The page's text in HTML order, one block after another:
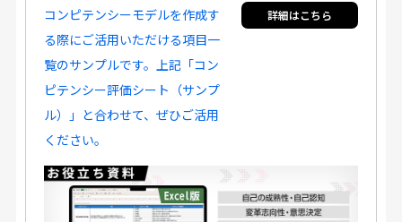
コンピテンシーモデルを作成す
る際にご活用いただける項目一
覧のサンプルです。上記「コン
ピテンシー評価シート（サンプ
ル）」と合わせて、ぜひご活用
ください。